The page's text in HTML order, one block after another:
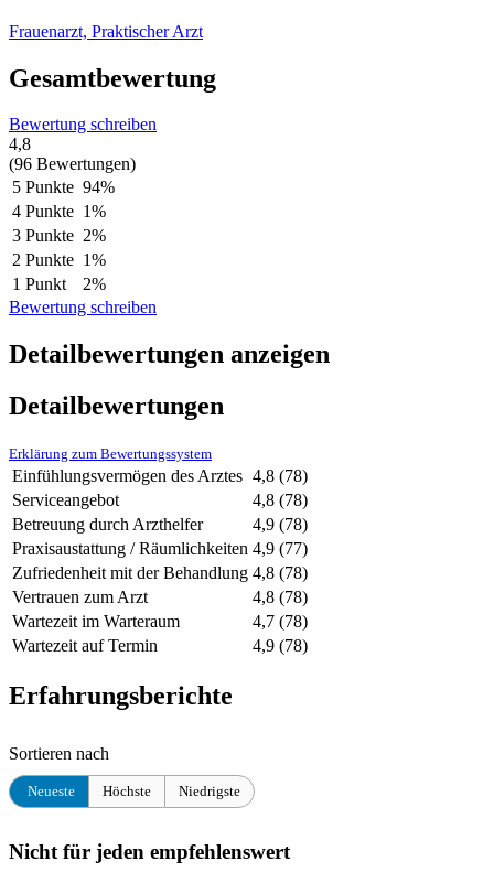
Frauenarzt, Praktischer Arzt
Gesamtbewertung
Bewertung schreiben
4,8
(96 Bewertungen)
5 Punkte 94%
4 Punkte 1%
3 Punkte 2%
2 Punkte 1%
1 Punkt
2%
Bewertung schreiben
Detailbewertungen anzeigen
Detailbewertungen
Erklärung zum Bewertungssystem
Einfühlungsvermögen des Arztes 4,8 (78)
Serviceangebot
4,8 (78)
Betreuung durch Arzthelfer
4,9 (78)
Praxisaustattung / Räumlichkeiten 4,9 (77)
Zufriedenheit mit der Behandlung 4,8 (78)
Vertrauen zum Arzt
4,8 (78)
Wartezeit im Warteraum
4,7 (78)
Wartezeit auf Termin
4,9 (78)
Erfahrungsberichte
Sortieren nach
Neueste Höchste Niedrigste
Nicht für jeden empfehlenswert